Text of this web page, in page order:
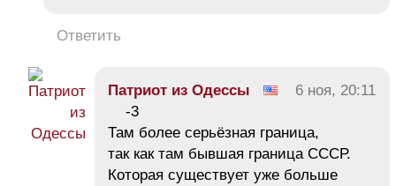
Ответить
Патриот из Одессы
6 ноя, 20:11
-3
Там более серьёзная граница,
так как там бывшая граница СССР.
Которая существует уже больше